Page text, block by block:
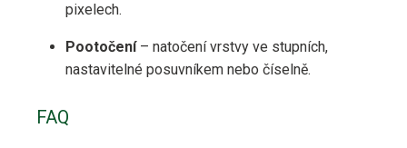
pixelech.
Pootočení– natočení vrstvy ve stupních,
nastavitelné posuvníkem nebo číselně.
FAQ